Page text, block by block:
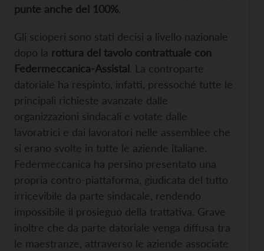
punte anche del 100%.
Gli scioperi sono stati decisi a livello nazionale
dopo la rottura del tavolo contrattuale con
Federmeccanica-Assistal. La controparte
datoriale ha respinto, infatti, pressoché tutte le
principali richieste avanzate dalle
organizzazioni sindacali e votate dalle
lavoratrici e dai lavoratori nelle assemblee che
si erano svolte in tutte le aziende italiane.
Federmeccanica ha persino presentato una
propria contro-piattaforma, giudicata del tutto
irricevibile da parte sindacale, rendendo
impossibile il prosieguo della trattativa. Grave
inoltre che da parte datoriale venga diffusa tra
le maestranze, attraverso le aziende associate